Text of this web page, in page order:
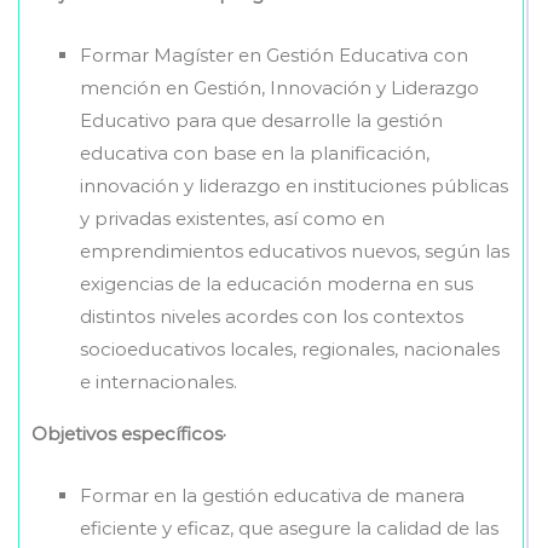
Formar Magíster en Gestión Educativa con
mención en Gestión, Innovación y Liderazgo
Educativo para que desarrolle la gestión
educativa con base en la planificación,
innovación y liderazgo en instituciones públicas
y privadas existentes, así como en
emprendimientos educativos nuevos, según las
exigencias de la educación moderna en sus
distintos niveles acordes con los contextos
socioeducativos locales, regionales, nacionales
e internacionales.
Objetivos específicos·
Formar en la gestión educativa de manera
eficiente y eficaz, que asegure la calidad de las